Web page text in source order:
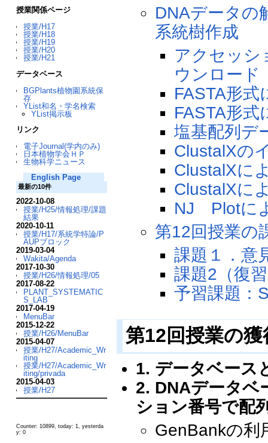
授業関係ページ
授業/H17
授業/H18
授業/H19
授業/H20
授業/H21
データベース
BGPlants植物園系統保
存
YList和名・学名検索
YList掲示板
リンク
電子Journal(学内のみ)
日本植物学会ＨＰ
生物科学ニュース
English Page
最新の10件
2022-10-08
授業/H25/情報処理/課題
結果
2020-10-11
授業/H17/系統学特論/P
AUPブロック
2019-03-04
Wakita/Agenda
2017-10-30
授業/H26/情報処理/05
2017-08-22
PLANT_SYSTEMATIC
S_LAB
2017-04-19
MenuBar
2015-12-22
授業/H26/MenuBar
2015-04-07
授業/H27/Academic_Wr
iting
授業/H27/Academic_Wr
iting/privada
2015-04-03
授業/H27
Counter: 10899, today: 1, yesterda
y: 0
DNAデータの
系統樹作成
アクセッシ
ウンロード
FASTA形
FASTA形式
塩基配列デ
ClustalXの
ClustalXに
ClustalXに
NJ Plotに
第12回授業の
課題１．意
課題2（復
予習課題：
第12回授業の
1. データベース
2. DNAデータベ
ション番号で配
GenBankの利